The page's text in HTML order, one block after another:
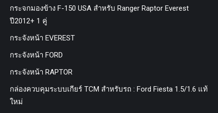
กระจกมองข้าง F-150 USA สำหรับ Ranger Raptor Everest
ปี2012+ 1 คู่
กระจังหน้า EVEREST
กระจังหน้า FORD
กระจังหน้า RAPTOR
กล่องควบคุมระบบเกียร์ TCM สำหรับรถ : Ford Fiesta 1.5/1.6 แท้
ใหม่